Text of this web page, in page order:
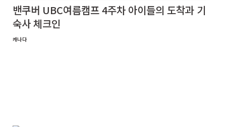
밴쿠버 UBC여름캠프 4주차 아이들의 도착과 기
숙사 체크인
캐나다